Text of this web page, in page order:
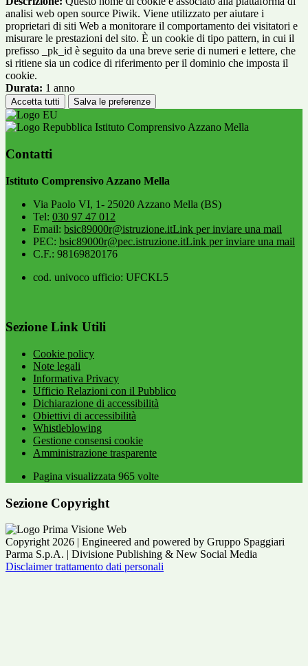
analisi web open source Piwik. Viene utilizzato per aiutare i
proprietari di siti Web a monitorare il comportamento dei visitatori e
misurare le prestazioni del sito. È un cookie di tipo pattern, in cui il
prefisso _pk_id è seguito da una breve serie di numeri e lettere, che
si ritiene sia un codice di riferimento per il dominio che imposta il
cookie.
Durata: 1 anno
Accetta tutti Salva le preferenze
Istituto Comprensivo Azzano Mella
Contatti
Istituto Comprensivo Azzano Mella
Via Paolo VI, 1- 25020 Azzano Mella (BS)
Tel: 030 97 47 012
Email: bsic89000r@istruzione.itLink per inviare una mail
PEC: bsic89000r@pec.istruzione.itLink per inviare una mail
C.F.: 98169820176
cod. univoco ufficio: UFCKL5
Sezione Link Utili
Cookie policy
Note legali
Informativa Privacy
Ufficio Relazioni con il Pubblico
Dichiarazione di accessibilità
Obiettivi di accessibilità
Whistleblowing
Gestione consensi cookie
Amministrazione trasparente
Pagina visualizzata 965 volte
Sezione Copyright
Copyright 2026 | Engineered and powered by Gruppo Spaggiari
Parma S.p.A. | Divisione Publishing & New Social Media
Disclaimer trattamento dati personali